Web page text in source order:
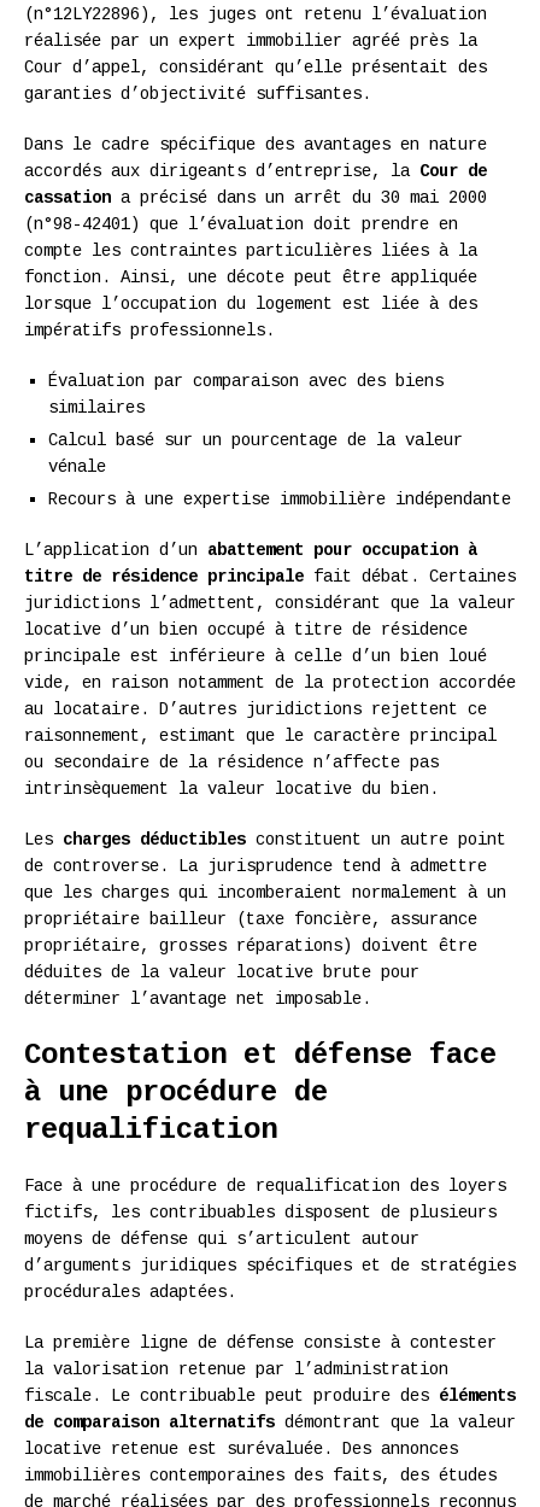
(n°12LY22896), les juges ont retenu l’évaluation
réalisée par un expert immobilier agréé près la
Cour d’appel, considérant qu’elle présentait des
garanties d’objectivité suffisantes.
Dans le cadre spécifique des avantages en nature
accordés aux dirigeants d’entreprise, la Cour de
cassation a précisé dans un arrêt du 30 mai 2000
(n°98-42401) que l’évaluation doit prendre en
compte les contraintes particulières liées à la
fonction. Ainsi, une décote peut être appliquée
lorsque l’occupation du logement est liée à des
impératifs professionnels.
Évaluation par comparaison avec des biens
similaires
Calcul basé sur un pourcentage de la valeur
vénale
Recours à une expertise immobilière indépendante
L’application d’un abattement pour occupation à
titre de résidence principale fait débat. Certaines
juridictions l’admettent, considérant que la valeur
locative d’un bien occupé à titre de résidence
principale est inférieure à celle d’un bien loué
vide, en raison notamment de la protection accordée
au locataire. D’autres juridictions rejettent ce
raisonnement, estimant que le caractère principal
ou secondaire de la résidence n’affecte pas
intrinsèquement la valeur locative du bien.
Les charges déductibles constituent un autre point
de controverse. La jurisprudence tend à admettre
que les charges qui incomberaient normalement à un
propriétaire bailleur (taxe foncière, assurance
propriétaire, grosses réparations) doivent être
déduites de la valeur locative brute pour
déterminer l’avantage net imposable.
Contestation et défense face
à une procédure de
requalification
Face à une procédure de requalification des loyers
fictifs, les contribuables disposent de plusieurs
moyens de défense qui s’articulent autour
d’arguments juridiques spécifiques et de stratégies
procédurales adaptées.
La première ligne de défense consiste à contester
la valorisation retenue par l’administration
fiscale. Le contribuable peut produire des éléments
de comparaison alternatifs démontrant que la valeur
locative retenue est surévaluée. Des annonces
immobilières contemporaines des faits, des études
de marché réalisées par des professionnels reconnus